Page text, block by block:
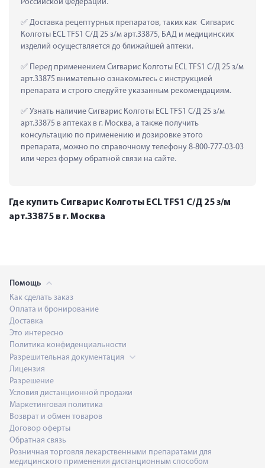
Российской Федерации.
Доставка рецептурных препаратов, таких как  Сигварис
Колготы ECL TFS1 С/Д 25 з/м арт.33875, БАД и медицинских
изделий осуществляется до ближайшей аптеки.
Перед применением Сигварис Колготы ECL TFS1 С/Д 25 з/м
арт.33875 внимательно ознакомьтесь с инструкцией
препарата и строго следуйте указанным рекомендациям.
Узнать наличие Сигварис Колготы ECL TFS1 С/Д 25 з/м
арт.33875 в аптеках в г. Москва, а также получить
консультацию по применению и дозировке этого
препарата, можно по справочному телефону 8-800-777-03-03
или через форму обратной связи на сайте.
Где купить Сигварис Колготы ECL TFS1 С/Д 25 з/м
арт.33875 в г. Москва
Помощь
Как сделать заказ
Оплата и бронирование
Доставка
Это интересно
Политика конфиденциальности
Разрешительная документация
Лицензия
Разрешение
Условия дистанционной продажи
Маркетинговая политика
Возврат и обмен товаров
Договор оферты
Обратная связь
Розничная торговля лекарственными препаратами для
медицинского применения дистанционным способом